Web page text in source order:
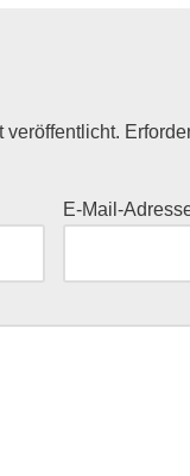
veröffentlicht.
E-Mail-